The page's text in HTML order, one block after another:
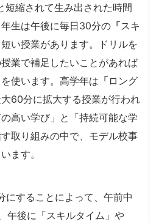
縮されて生み出された時間
生は午後に毎日30分の 「スキ
い授業があります。ドリルを
業で補足したいことがあれば
使います。高学年は 「 ロング
60分に拡大する授業が行われ
高い学び」と「持続可能な学
取り組みの中で、モデル校事
ます。
にすることによって、午前中
午後に「スキルタイム」や